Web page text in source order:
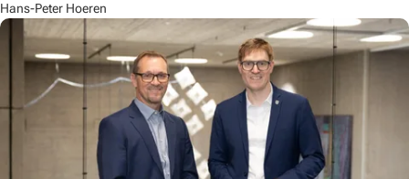
Hans-Peter Hoeren